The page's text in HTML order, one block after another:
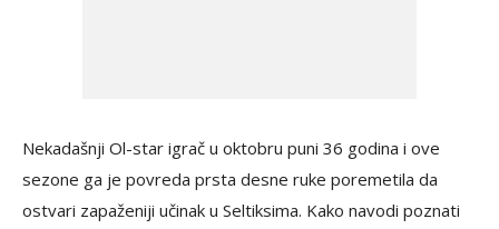
Nekadašnji Ol-star igrač u oktobru puni 36 godina i ove
sezone ga je povreda prsta desne ruke poremetila da
ostvari zapaženiji učinak u Seltiksima. Kako navodi poznati